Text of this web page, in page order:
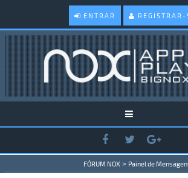
ENTRAR REGISTRAR-
FÓRUM NOX > Painel de